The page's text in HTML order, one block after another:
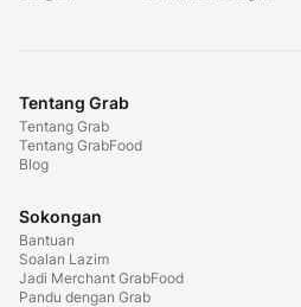
Tentang Grab
Tentang Grab
Tentang GrabFood
Blog
Sokongan
Bantuan
Soalan Lazim
Jadi Merchant GrabFood
Pandu dengan Grab